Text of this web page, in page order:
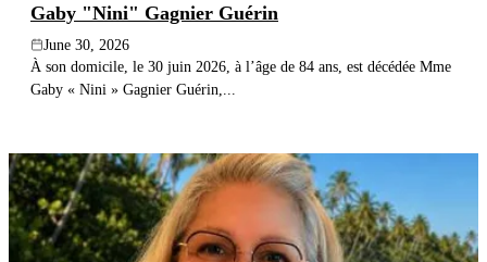
Gaby "Nini" Gagnier Guérin
June 30, 2026
À son domicile, le 30 juin 2026, à l’âge de 84 ans, est décédée Mme
Gaby « Nini » Gagnier Guérin,...